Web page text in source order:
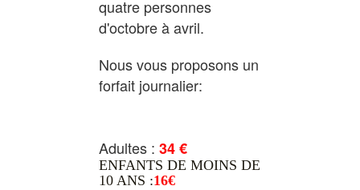
quatre personnes
d'octobre à avril.
Nous vous proposons un
forfait journalier:
Adultes : 34 €
ENFANTS DE MOINS DE
10 ANS :16€